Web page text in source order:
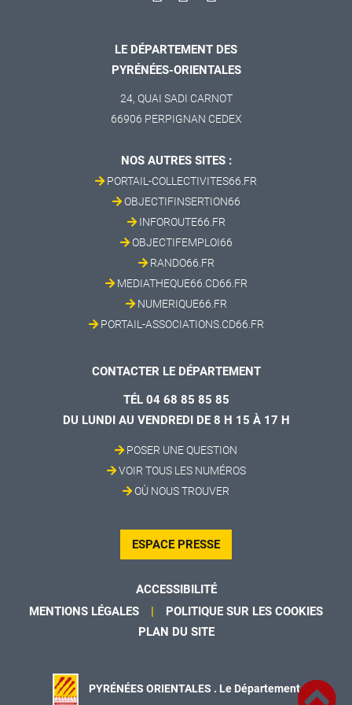
LE DÉPARTEMENT DES
PYRÉNÉES-ORIENTALES
24, QUAI SADI CARNOT
66906 PERPIGNAN CEDEX
NOS AUTRES SITES :
PORTAIL-COLLECTIVITES66.FR
OBJECTIFINSERTION66
INFOROUTE66.FR
OBJECTIFEMPLOI66
RANDO66.FR
MEDIATHEQUE66.CD66.FR
NUMERIQUE66.FR
PORTAIL-ASSOCIATIONS.CD66.FR
CONTACTER LE DÉPARTEMENT
TÉL 04 68 85 85 85
DU LUNDI AU VENDREDI DE 8 H 15 À 17 H
POSER UNE QUESTION
VOIR TOUS LES NUMÉROS
OÙ NOUS TROUVER
ESPACE PRESSE
ACCESSIBILITÉ
MENTIONS LÉGALES
POLITIQUE SUR LES COOKIES
PLAN DU SITE
PYRÉNÉES ORIENTALES . Le Département